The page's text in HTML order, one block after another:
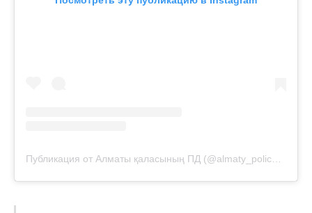
Публикация от Алматы қаласының ПД (@almaty_police_department)